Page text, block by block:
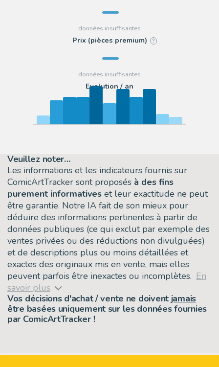
Prix (pièces premium) ?
Evolution / an
Veuillez noter…
Les informations et les indicateurs fournis sur
ComicArtTracker sont proposés à des fins
purement informatives et leur exactitude ne peut
être garantie. Notre IA fait de son mieux pour
déduire des informations pertinentes à partir de
données publiques (ce qui exclut par exemple des
ventes privées ou des réductions non divulguées)
et de descriptions plus ou moins détaillées et
exactes des originaux mis en vente, mais elles
peuvent parfois être inexactes ou incomplètes. En
savoir plus
Vos décisions d'achat / vente ne doivent jamais
être basées uniquement sur les données fournies
par ComicArtTracker !